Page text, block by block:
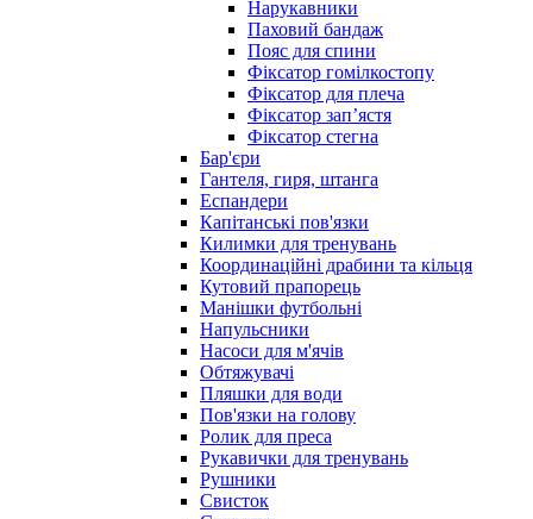
Нарукавники
Паховий бандаж
Пояс для спини
Фіксатор гомілкостопу
Фіксатор для плеча
Фіксатор запʼястя
Фіксатор стегна
Бар'єри
Гантеля, гиря, штанга
Еспандери
Капітанські пов'язки
Килимки для тренувань
Координаційні драбини та кільця
Кутовий прапорець
Манішки футбольні
Напульсники
Насоси для м'ячів
Обтяжувачі
Пляшки для води
Пов'язки на голову
Ролик для преса
Рукавички для тренувань
Рушники
Свисток